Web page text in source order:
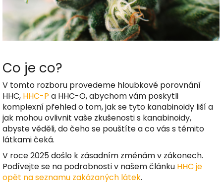
Co je co?
V tomto rozboru provedeme hloubkové porovnání
HHC, HHC-P a HHC-O, abychom vám poskytli
komplexní přehled o tom, jak se tyto kanabinoidy liší a
jak mohou ovlivnit vaše zkušenosti s kanabinoidy,
abyste věděli, do čeho se pouštíte a co vás s těmito
látkami čeká.
V roce 2025 došlo k zásadním změnám v zákonech.
Podívejte se na podrobnosti v našem článku HHC je
opět na seznamu zakázaných látek.